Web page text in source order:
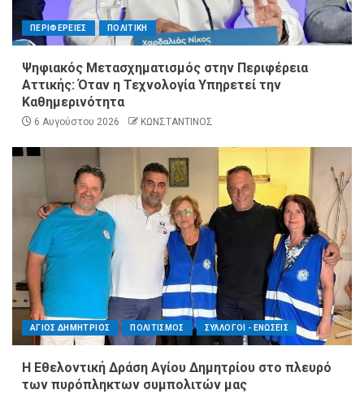
ΠΕΡΙΦΕΡΕΙΕΣ ΠΟΛΙΤΙΚΗ
Ψηφιακός Μετασχηματισμός στην Περιφέρεια
Αττικής: Όταν η Τεχνολογία Υπηρετεί την
Καθημερινότητα
6 Αυγούστου 2026 ΚΩΝΣΤΑΝΤΙΝΟΣ
ΑΓΙΟΣ ΔΗΜΗΤΡΙΟΣ ΠΟΛΙΤΙΣΜΟΣ ΣΥΛΛΟΓΟΙ - ΕΝΩΣΕΙΣ
Η Εθελοντική Δράση Αγίου Δημητρίου στο πλευρό
των πυρόπληκτων συμπολιτών μας